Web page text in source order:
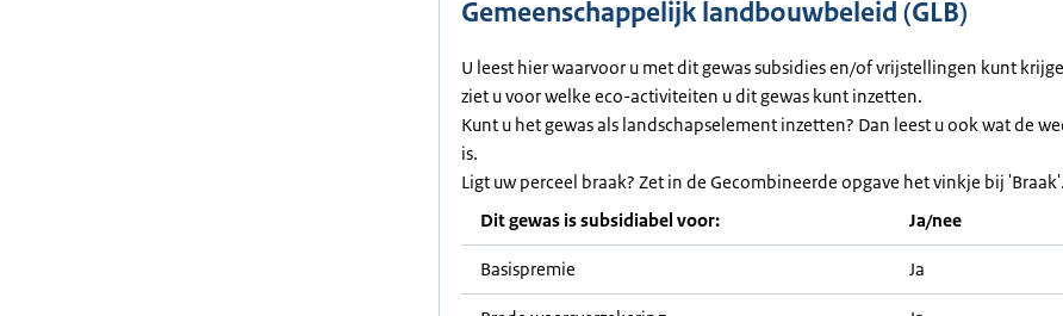
Gemeenschappelijk landbouwbeleid (GLB)
U leest hier waarvoor u met dit gewas subsidies en/of vrijstellingen kunt
ziet u voor welke eco-activiteiten u dit gewas kunt inzetten.
Kunt u het gewas als landschapselement inzetten? Dan leest u ook wat de
is.
Ligt uw perceel braak? Zet in de Gecombineerde opgave het vinkje bij 'Braak'.
Dit gewas is subsidiabel voor:
Ja/nee
Basispremie Ja